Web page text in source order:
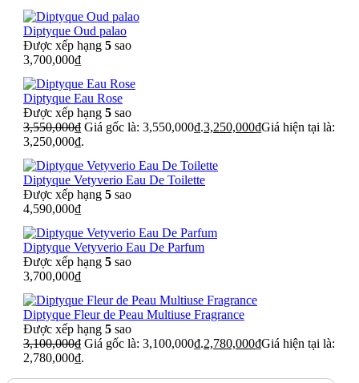
Diptyque Oud palao
Được xếp hạng 5 sao
3,700,000₫
Diptyque Eau Rose
Được xếp hạng 5 sao
3,550,000₫ Giá gốc là: 3,550,000₫.3,250,000₫Giá hiện tại là:
3,250,000₫.
Diptyque Vetyverio Eau De Toilette
Được xếp hạng 5 sao
4,590,000₫
Diptyque Vetyverio Eau De Parfum
Được xếp hạng 5 sao
3,700,000₫
Diptyque Fleur de Peau Multiuse Fragrance
Được xếp hạng 5 sao
3,100,000₫ Giá gốc là: 3,100,000₫.2,780,000₫Giá hiện tại là:
2,780,000₫.